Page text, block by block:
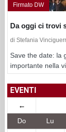
Firmato DW
Da oggi ci trovi
di Stefania
Save the date: la
importante nella
EVENTI
←
Do Lu